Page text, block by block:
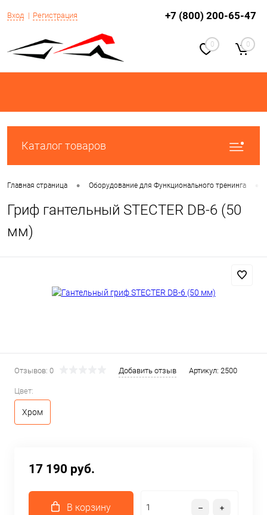
Вход Регистрация +7 (800) 200-65-47
0 0
Каталог товаров
Главная страница • Оборудование для Функционального тренинга
Гриф гантельный STECTER DB-6 (50
мм)
Отзывов: 0 Добавить отзыв Артикул: 2500
Цвет:
Хром
17 190 руб.
В корзину